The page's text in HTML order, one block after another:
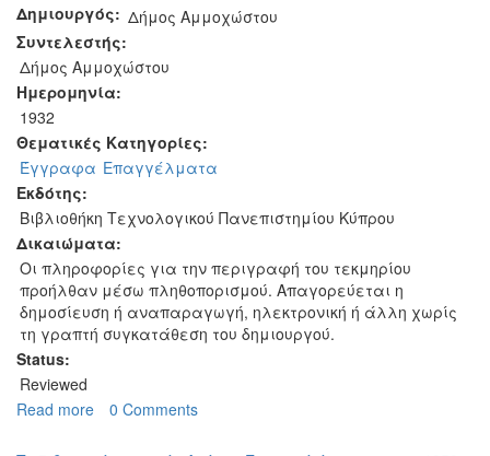
Δημιουργός: Δήμος Αμμοχώστου
Συντελεστής:
Δήμος Αμμοχώστου
Ημερομηνία:
1932
Θεματικές Κατηγορίες:
Έγγραφα Επαγγέλματα
Εκδότης:
Βιβλιοθήκη Τεχνολογικού Πανεπιστημίου Κύπρου
Δικαιώματα:
Οι πληροφορίες για την περιγραφή του τεκμηρίου
προήλθαν μέσω πληθοπορισμού. Απαγορεύεται η
δημοσίευση ή αναπαραγωγή, ηλεκτρονική ή άλλη χωρίς
τη γραπτή συγκατάθεση του δημιουργού.
Status:
Reviewed
Read more about
0 Comments